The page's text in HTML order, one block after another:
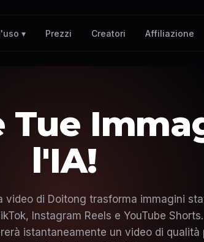
▾ Prezzi Creatori Affiliazione
Tue
l'IA!
video di Doitong trasforma immagini
Instagram Reels e YouTube
istantaneamente un video di qualità